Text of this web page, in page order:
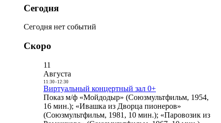
Сегодня
Сегодня нет событий
Скоро
11
Августа
11:30- 12:30
Виртуальный концертный зал 0+
Показ м/ф «Мойдодыр» (Союзмультфильм, 1954,
16 мин.); «Ивашка из Дворца пионеров»
(Союзмультфильм, 1981, 10 мин.); «Паровозик из